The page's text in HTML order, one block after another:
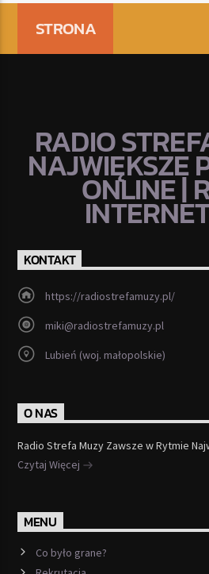
Radio Strefa Muzy
STRONA
RADIO
NAJWIĘKSZE
ONLINE |
KONTAKT
https://radiostrefamuzy.pl/
miki@radiostrefamuzy.pl
Lubień (woj. małopolskie)
O NAS
Radio Strefa Muzy Zawsze w Rytmie
Czytaj Więcej
MENU
Co było grane?